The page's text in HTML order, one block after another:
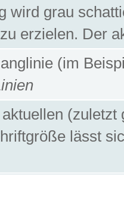
wird grau
erzielen. Der
(im
lässt